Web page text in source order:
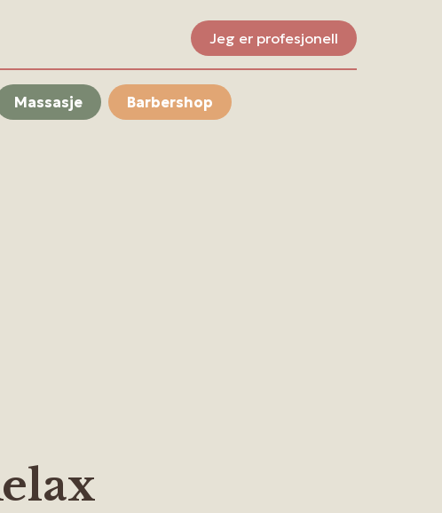
Jeg er profesjonell
Massasje Barbershop